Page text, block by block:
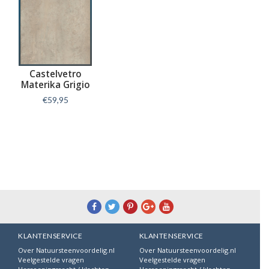
Castelvetro
Materika Grigio
100x100x2 cm
€59,95
KLANTENSERVICE
Over Natuursteenvoordelig.nl
Veelgestelde vragen
KLANTENSERVICE
Over Natuursteenvoordelig.nl
Veelgestelde vragen